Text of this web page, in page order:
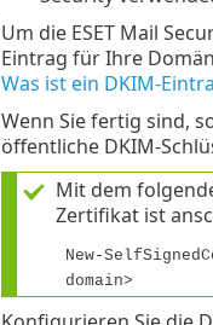
Um die ESET Mail
Eintrag für Ihre
Was ist ein DKIM-
Wenn Sie fertig sind,
öffentliche DKIM-
Mit dem
Zertifikat ist
New-
domain>